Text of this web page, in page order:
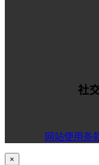
社
网站使用条
×